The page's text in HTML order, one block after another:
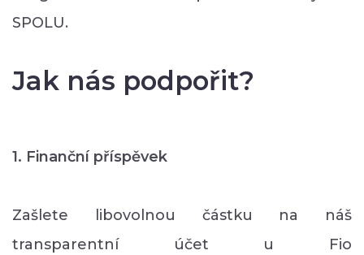
SPOLU.
Jak nás podpořit?
1. Finanční příspěvek
Zašlete libovolnou částku na náš
transparentní účet u Fio